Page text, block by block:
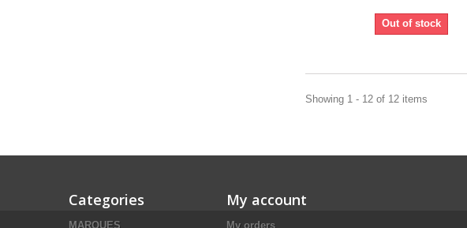
Out of stock
Showing 1 - 12 of 12 items
Categories
MARQUES
My account
My orders